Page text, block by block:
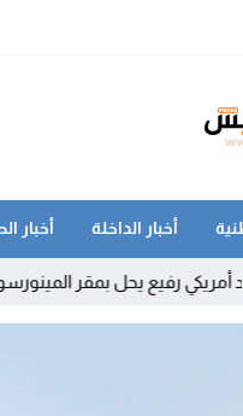
أخبار الداخلة أخبار
بمقر المينورسو في العيون